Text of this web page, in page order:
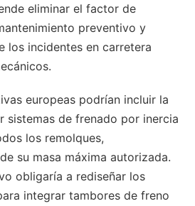
eliminar el factor de
preventivo y
los incidentes en carretera
europeas podrían incluir la
sistemas de frenado por inercia
los remolques,
su masa máxima autorizada.
obligaría a rediseñar los
integrar tambores de freno